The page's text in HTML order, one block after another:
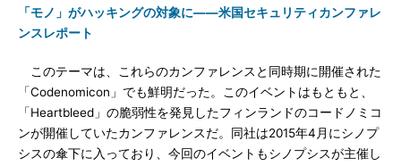
「モノ」がハッキングの対象に――米国セキュリティカンファレ
ンスレポート
このテーマは、これらのカンファレンスと同時期に開催された
「Codenomicon」でも鮮明だった。このイベントはもともと、
「Heartbleed」の脆弱性を発見したフィンランドのコードノミコ
ンが開催していたカンファレンスだ。同社は2015年4月にシノプ
シスの傘下に入っており、今回のイベントもシノプシスが主催し